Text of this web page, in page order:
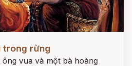
trong rừng
vua và một bà hoàng